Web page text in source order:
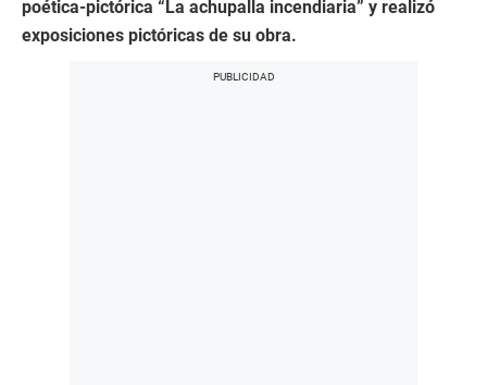
poética-pictórica “La achupalla incendiaria” y realizó
exposiciones pictóricas de su obra.